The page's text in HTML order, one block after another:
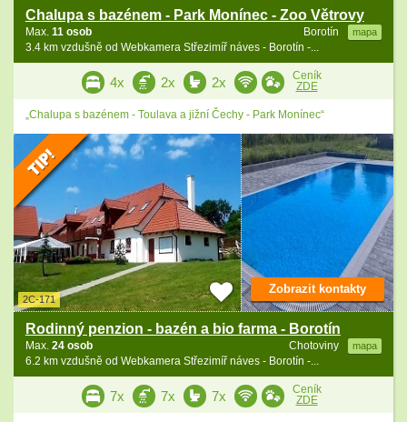
Chalupa s bazénem - Park Monínec - Zoo Větrovy
Borotín mapa
Max. 11 osob
3.4 km vzdušně od Webkamera Střezimíř náves - Borotín -...
4x 2x 2x
Ceník
ZDE
„Chalupa s bazénem - Toulava a jižní Čechy - Park Monínec“
2C-171
Rodinný penzion - bazén a bio farma - Borotín
Chotoviny mapa
Max. 24 osob
6.2 km vzdušně od Webkamera Střezimíř náves - Borotín -...
Zobrazit kontakty
7x 7x 7x
Ceník
ZDE